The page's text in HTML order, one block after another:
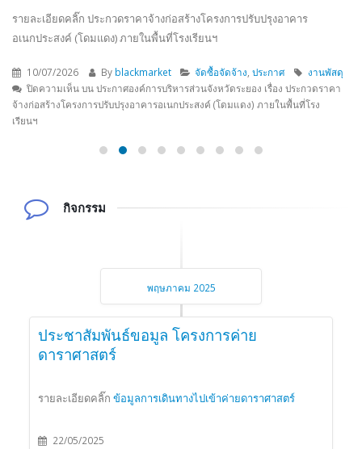
รายละเอียดคลิ๊ก ประกวดราคาจ้างก่อสร้างโครงการปรับปรุงอาคาร
อเนกประสงค์ (โดมแดง) ภายในพื้นที่โรงเรียนฯ
10/07/2026 By blackmarket จัดซื้อจัดจ้าง ,ประกาศ
งานพัสดุ
ปิดความเห็นบน ประกาศองค์การบริหารส่วนจังหวัดระยอง เรื่อง ประกวดราคา
จ้างก่อสร้างโครงการปรับปรุงอาคารอเนกประสงค์ (โดมแดง) ภายในพื้นที่โรง
เรียนฯ
กิจกรรม
พฤษภาคม 2025
ประชาสัมพันธ์ขอมูล โครงการค่าย
ดาราศาสตร์
รายละเอียดคลิ๊ก ข้อมูลการเดินทางไปเข้าค่ายดาราศาสตร์
22/05/2025